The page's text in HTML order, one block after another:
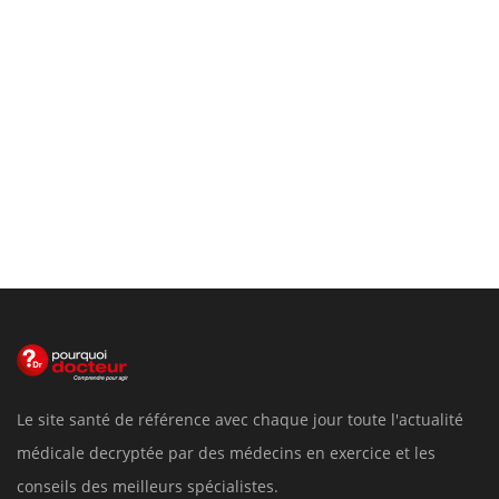
médicale decryptée par des médecins en exercice et les
conseils des meilleurs spécialistes.